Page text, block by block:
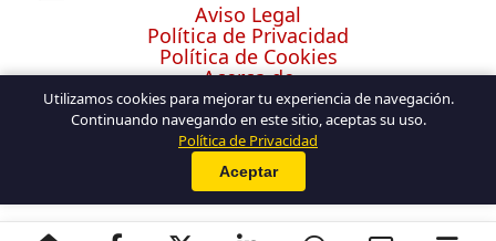
Aviso Legal
Política de Privacidad
Política de Cookies
Acerca de
Contacto
Utilizamos cookies para mejorar tu experiencia de navegación.
Continuando navegando en este sitio, aceptas su uso.
Política de Privacidad
Aceptar